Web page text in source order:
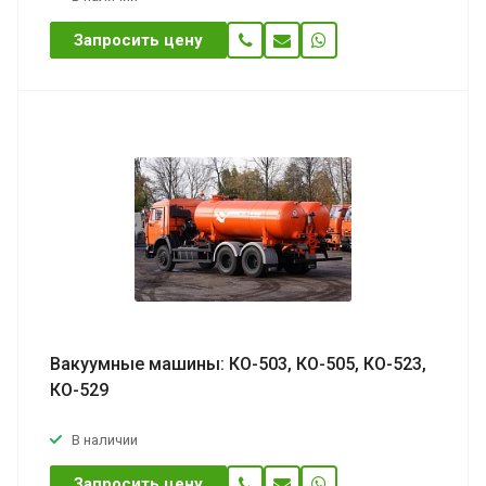
Запросить цену
Вакуумные машины: КО-503, КО-505, КО-523,
КО-529
В наличии